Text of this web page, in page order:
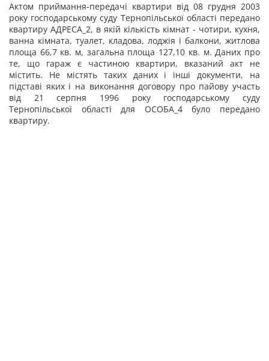
Актом приймання-передачі квартири від 08 грудня 2003
року господарському суду Тернопільської області передано
квартиру АДРЕСА_2, в якій кількість кімнат - чотири, кухня,
ванна кімната, туалет, кладова, лоджія і балкони, житлова
площа 66,7 кв. м, загальна площа 127,10 кв. м. Даних про
те, що гараж є частиною квартири, вказаний акт не
містить. Не містять таких даних і інші документи, на
підставі яких і на виконання договору про пайову участь
від 21 серпня 1996 року господарському суду
Тернопільської області для ОСОБА_4 було передано
квартиру.